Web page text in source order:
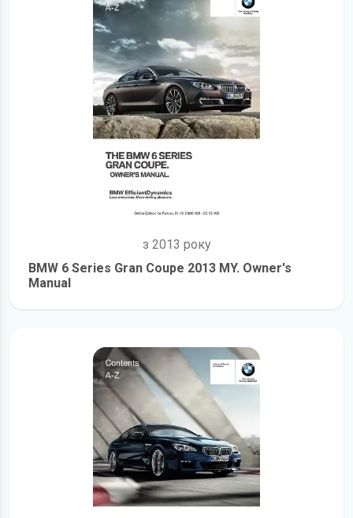
з 2013 року
BMW 6 Series Gran Coupe 2013 MY. Owner's
Manual